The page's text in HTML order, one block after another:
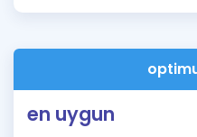
İngilizce Gramer
en uygun